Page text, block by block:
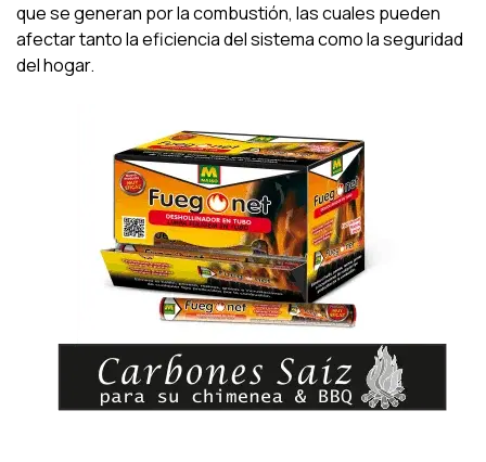
que se generan por la combustión, las cuales pueden
afectar tanto la eficiencia del sistema como la seguridad
del hogar.